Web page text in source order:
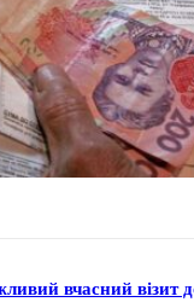
вчасний візит